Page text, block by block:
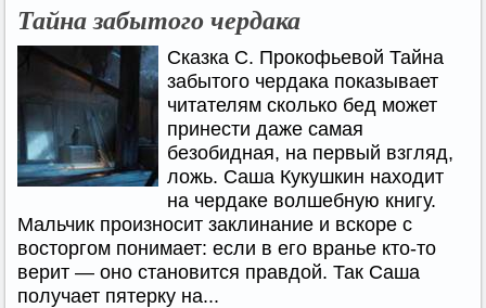
Тайна забытого чердака
Сказка С. Прокофьевой Тайна
забытого чердака показывает
читателям сколько бед может
принести даже самая
безобидная, на первый взгляд,
ложь. Саша Кукушкин находит
на чердаке волшебную книгу.
Мальчик произносит заклинание и вскоре с
восторгом понимает: если в его вранье кто-то
верит — оно становится правдой. Так Саша
получает пятерку на...